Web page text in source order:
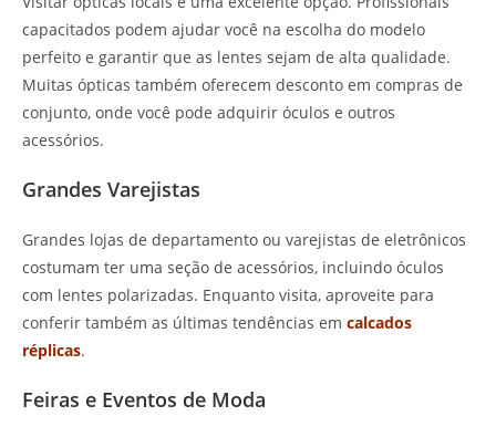
capacitados podem ajudar você na escolha do modelo
perfeito e garantir que as lentes sejam de alta qualidade.
Muitas ópticas também oferecem desconto em compras de
conjunto, onde você pode adquirir óculos e outros
acessórios.
Grandes Varejistas
Grandes lojas de departamento ou varejistas de eletrônicos
costumam ter uma seção de acessórios, incluindo óculos
com lentes polarizadas. Enquanto visita, aproveite para
conferir também as últimas tendências em calcados
réplicas.
Feiras e Eventos de Moda